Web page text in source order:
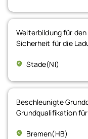
Weiterbildung für den
Sicherheit für die
Stade(NI)
Beschleunigte
Grundqualifikation
Bremen(HB)